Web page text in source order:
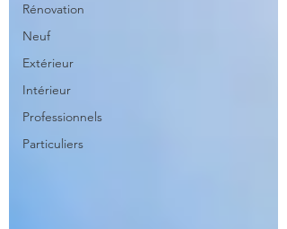
Rénovation
Neuf
Extérieur
Intérieur
Professionnels
Particuliers